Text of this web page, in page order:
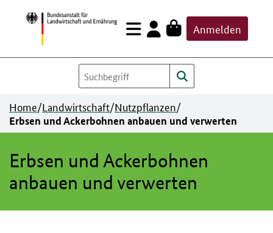
Zum
Inhalt
springen
Anmelden
Home/Landwirtschaft/Nutzpflanzen/
Erbsen und Ackerbohnen anbauen und verwerten
Erbsen und Ackerbohnen
anbauen und verwerten